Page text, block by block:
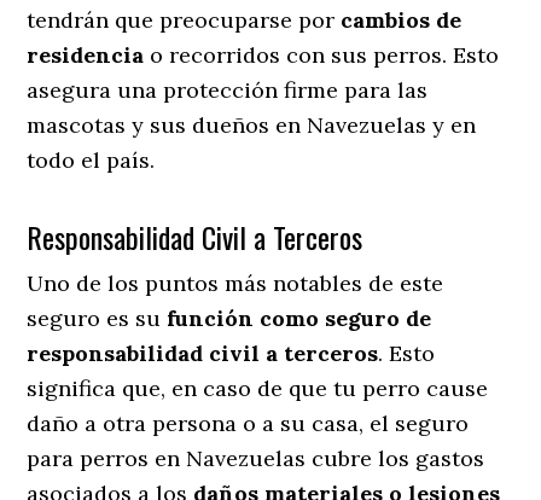
tendrán que preocuparse por cambios de
residencia o recorridos con sus perros. Esto
asegura una protección firme para las
mascotas y sus dueños en Navezuelas y en
todo el país.
Responsabilidad Civil a Terceros
Uno de los puntos más notables de este
seguro es su función como seguro de
responsabilidad civil a terceros. Esto
significa que, en caso de que tu perro cause
daño a otra persona o a su casa, el seguro
para perros en Navezuelas cubre los gastos
asociados a los daños materiales o lesiones